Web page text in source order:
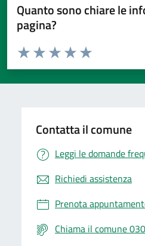
Quanto sono chiare le
pagina?
Valuta da 1 a 5 stelle la pagina
Valuta 5 stelle
Valuta 4 stelle su 5
Valuta 3 stelle su 5
Valuta 2 stelle su 5
Valuta 1 stelle su 5
Contatta il comune
Leggi le domande
Richiedi assistenza
Prenota
Chiama il comune